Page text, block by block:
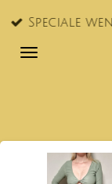
Ga
naar
Speciale